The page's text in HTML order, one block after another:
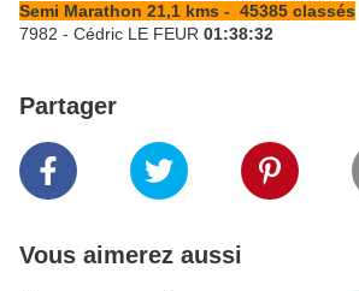
Semi Marathon 21,1 kms - 45385 classés
7982 - Cédric LE FEUR 01:38:32
Partager
Vous aimerez aussi